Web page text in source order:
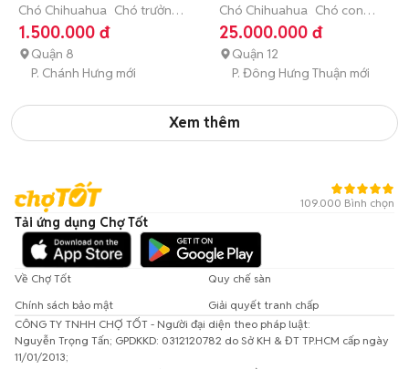
Chó Chihuahua Chó trưởng
thành (hơn 1 tuổi)
1.500.000 đ
Quận 8
P. Chánh Hưng mới
Chó Chihuahua Chó con
(dưới 3 tháng tuổi)
25.000.000 đ
Quận 12
P. Đông Hưng Thuận mới
Xem thêm
109.000 Bình chọn
Tải ứng dụng Chợ Tốt
Về Chợ Tốt
Quy chế sàn
Chính sách bảo mật
Giải quyết tranh chấp
CÔNG TY TNHH CHỢ TỐT - Người đại diện theo pháp luật:
Nguyễn Trọng Tấn; GPDKKD: 0312120782 do Sở KH & ĐT TP.HCM cấp ngày
11/01/2013;